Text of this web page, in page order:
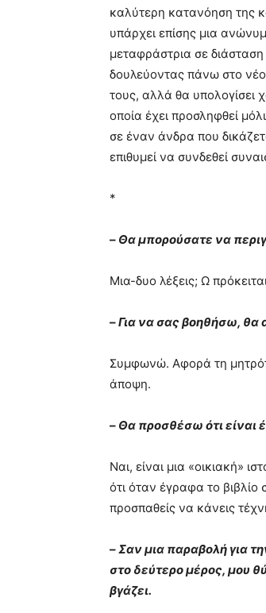
καλύτερη κατανόηση της
υπάρχει επίσης μια
μεταφράστρια σε
δουλεύοντας πάνω στο νέο
τους, αλλά θα υπολογίσει
οποία έχει προσληφθεί
σε έναν άνδρα που
επιθυμεί να συνδεθεί
*
– Θα μπορούσατε να
Μια-δυο λέξεις; Ω
–Για να σας βοηθήσω, θα
Συμφωνώ. Αφορά τη
άποψη.
– Θα προσθέσω ότι είναι
Ναι, είναι μια «οικιακή»
ότι όταν έγραφα το βιβλίο
προσπαθείς να κάνεις
–Σαν μια παραβολή για
στο δεύτερο μέρος, μου
βγάζει.